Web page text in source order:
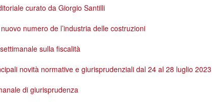
curato da Giorgio Santilli
numero de l’industria delle costruzioni
sulla fiscalità
novità normative e giurisprudenziali dal 24 al 28 luglio 2023
di giurisprudenza